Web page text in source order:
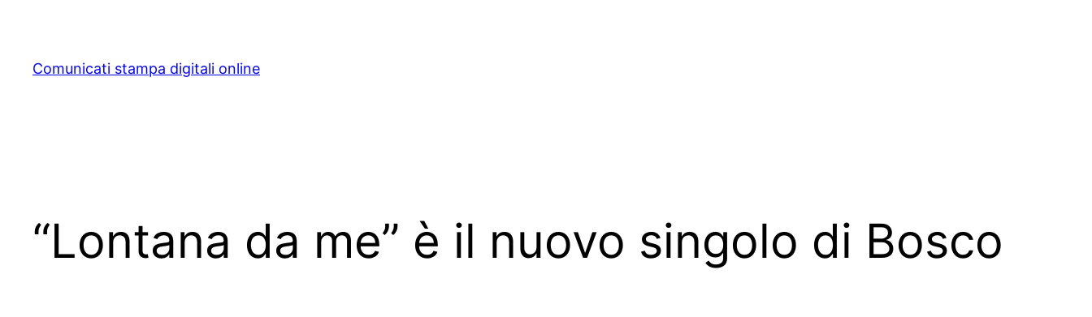
content
Comunicati stampa digitali online
“Lontana da me” è il nuovo singolo di Bosco